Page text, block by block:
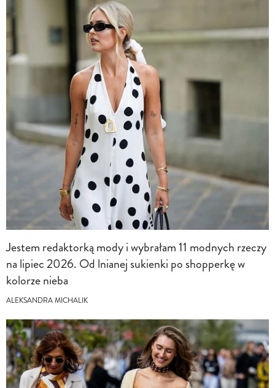
Jestem redaktorką mody i wybrałam 11 modnych rzeczy
na lipiec 2026. Od lnianej sukienki po shopperkę w
kolorze nieba
ALEKSANDRA MICHALIK